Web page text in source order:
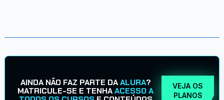
AINDA NÃO FAZ PARTE DAALURA?
MATRICULE-SE E TENHAACESSO A
VEJA OS
PLANOS